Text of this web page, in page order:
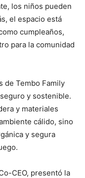
los niños pueden
el espacio está
cumpleaños,
para la comunidad
de Tembo Family
y sostenible.
y materiales
cálido, sino
y segura
CEO, presentó la